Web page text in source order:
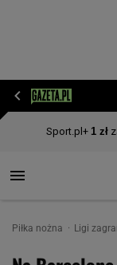
Piłka nożna Ligi